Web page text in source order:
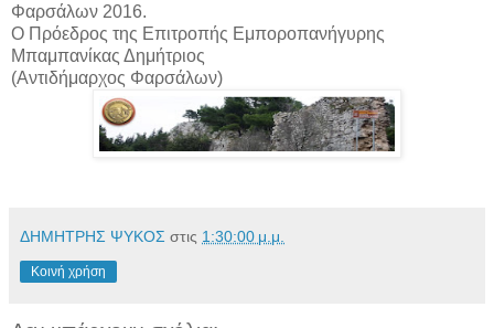
Φαρσάλων 2016.
Ο Πρόεδρος της Επιτροπής Εμποροπανήγυρης
Μπαμπανίκας Δημήτριος
(Αντιδήμαρχος Φαρσάλων)
ΔΗΜΗΤΡΗΣ ΨΥΚΟΣ στις 1:30:00 μ.μ.
Κοινή χρήση